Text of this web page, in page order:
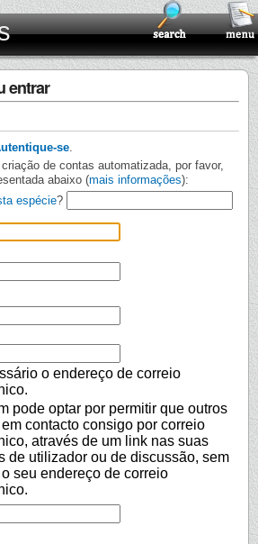
entrar
se
de contas automatizada, por favor,
abaixo (mais informações):
espécie?
o endereço de correio
pode optar por permitir que outros
contacto consigo por correio
através de um link nas suas
de utilizador ou de discussão, sem
seu endereço de correio